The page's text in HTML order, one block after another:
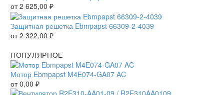
от2 625,00 ₽
Защитная решетка Ebmpapst 66309-2-4039
от2 322,00 ₽
ПОПУЛЯРНОЕ
Мотор Ebmpapst M4E074-GA07 AC
от0,00 ₽